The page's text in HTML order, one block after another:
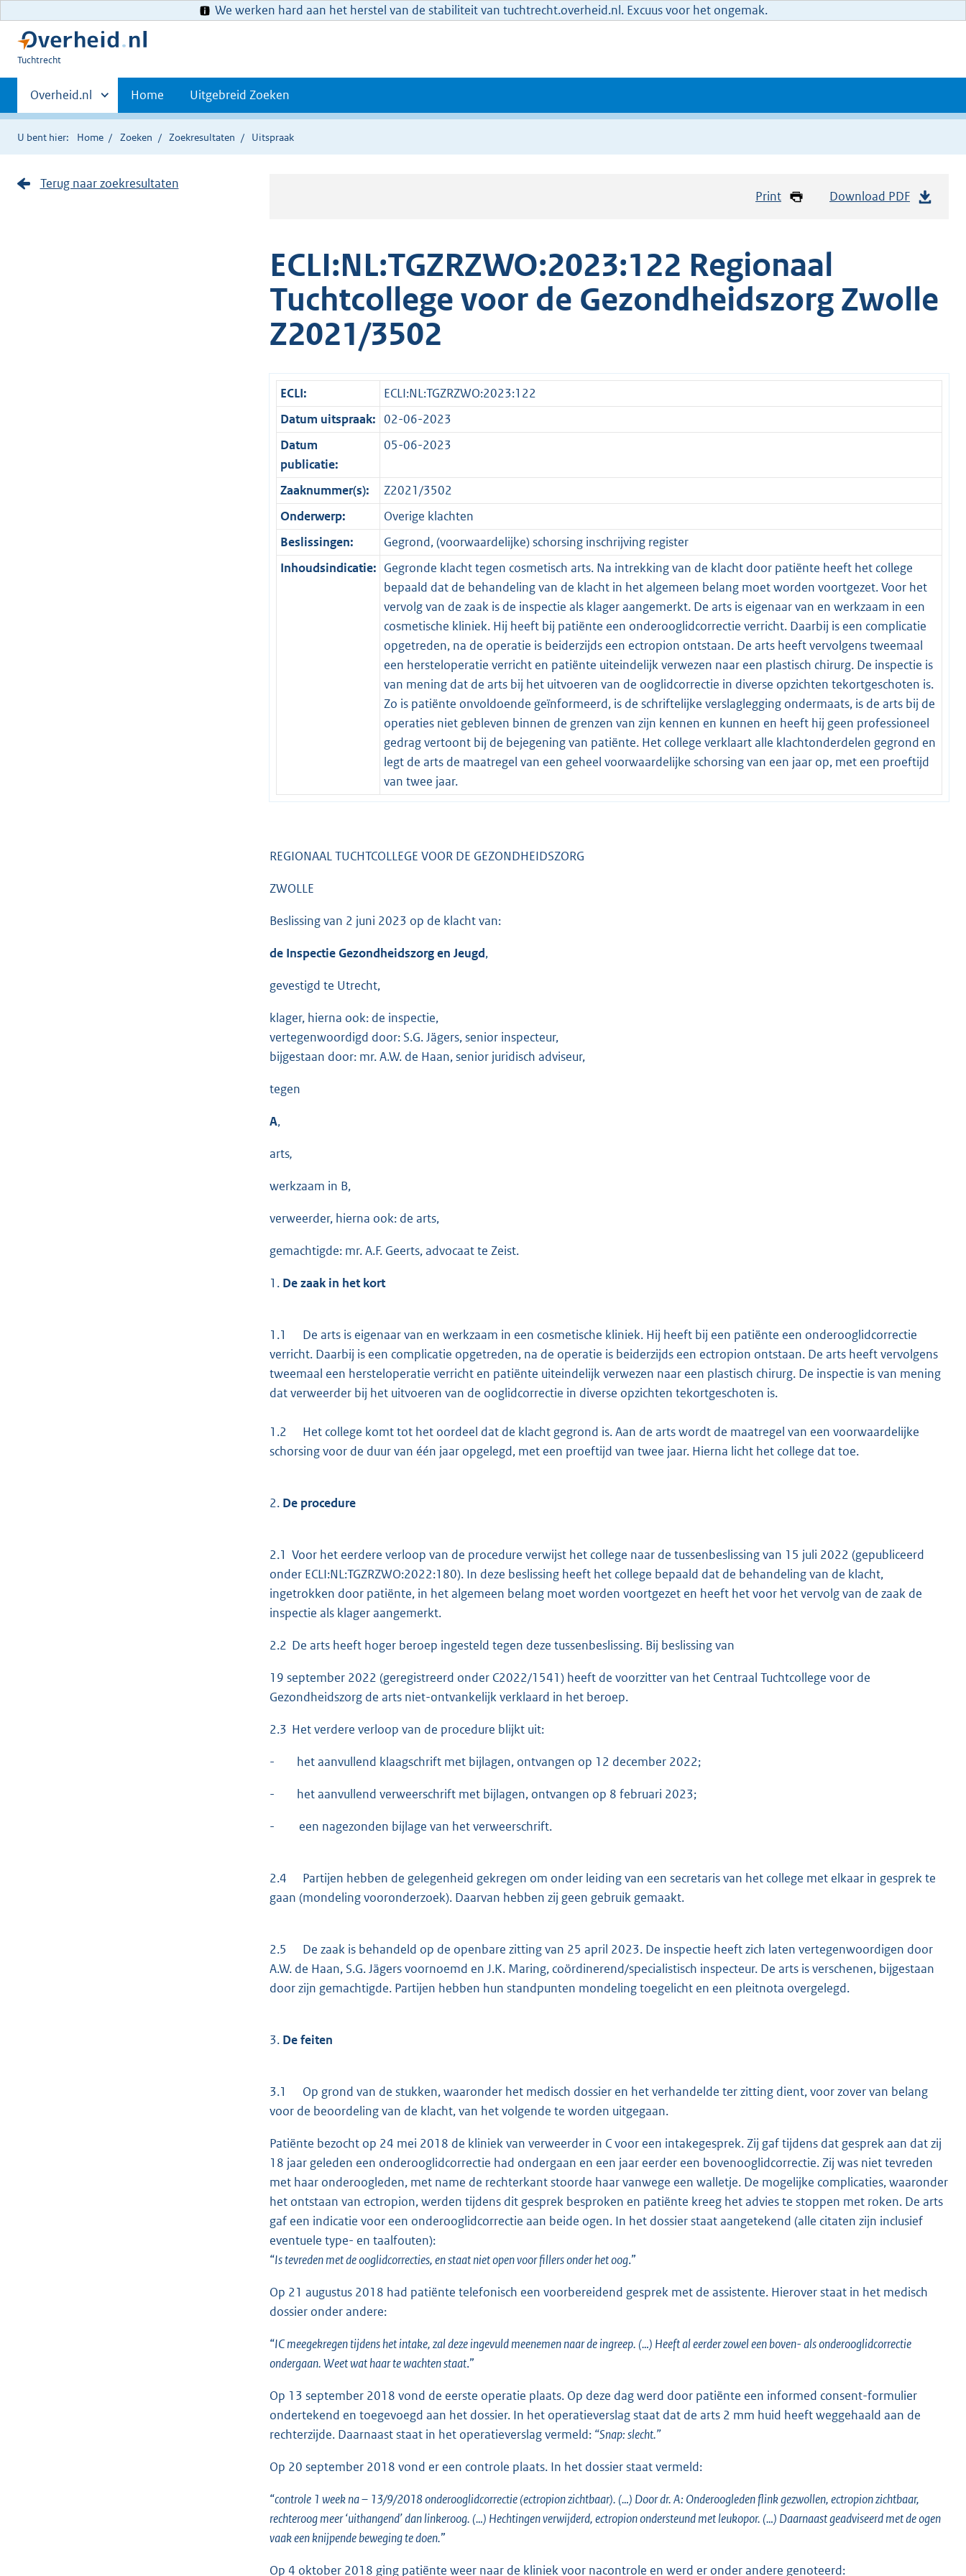
We werken hard aan het herstel van de stabiliteit van tuchtrecht.overheid.nl. Excuus voor het ongemak.
U
hier:
Tuchtrecht
Primaire
navigatie
Andere
sites
binnen
Overheid.nl Home Uitgebreid Zoeken
U bent hier: Home Zoeken Zoekresultaten Uitspraak
Print Download PDF
ECLI:NL:TGZRZWO:2023:122 Regionaal
Tuchtcollege voor de Gezondheidszorg Zwolle
Z2021/3502
ECLI:
ECLI:NL:TGZRZWO:2023:122
Datum uitspraak: 02-06-2023
Datum
publicatie:
05-06-2023
Zaaknummer(s):
Z2021/3502
Onderwerp:
Overige klachten
Beslissingen:
Gegrond, (voorwaardelijke) schorsing inschrijving register
Inhoudsindicatie: Gegronde klacht tegen cosmetisch arts. Na intrekking van de klacht door patiënte heeft het college
bepaald dat de behandeling van de klacht in het algemeen belang moet worden voortgezet. Voor het
vervolg van de zaak is de inspectie als klager aangemerkt. De arts is eigenaar van en werkzaam in een
cosmetische kliniek. Hij heeft bij patiënte een onderooglidcorrectie verricht. Daarbij is een complicatie
opgetreden, na de operatie is beiderzijds een ectropion ontstaan. De arts heeft vervolgens tweemaal
een hersteloperatie verricht en patiënte uiteindelijk verwezen naar een plastisch chirurg. De inspectie is
van mening dat de arts bij het uitvoeren van de ooglidcorrectie in diverse opzichten tekortgeschoten is.
Zo is patiënte onvoldoende geïnformeerd, is de schriftelijke verslaglegging ondermaats, is de arts bij de
operaties niet gebleven binnen de grenzen van zijn kennen en kunnen en heeft hij geen professioneel
gedrag vertoont bij de bejegening van patiënte. Het college verklaart alle klachtonderdelen gegrond en
legt de arts de maatregel van een geheel voorwaardelijke schorsing van een jaar op, met een proeftijd
van twee jaar.
REGIONAAL TUCHTCOLLEGE VOOR DE GEZONDHEIDSZORG
ZWOLLE
Beslissing van 2 juni 2023 op de klacht van:
de Inspectie Gezondheidszorg en Jeugd,
gevestigd te Utrecht,
klager, hierna ook: de inspectie,
vertegenwoordigd door: S.G. Jägers, senior inspecteur,
bijgestaan door: mr. A.W. de Haan, senior juridisch adviseur,
tegen
A,
arts,
werkzaam in B,
verweerder, hierna ook: de arts,
gemachtigde: mr. A.F. Geerts, advocaat te Zeist.
1. De zaak in het kort
1.1 De arts is eigenaar van en werkzaam in een cosmetische kliniek. Hij heeft bij een patiënte een onderooglidcorrectie
verricht. Daarbij is een complicatie opgetreden, na de operatie is beiderzijds een ectropion ontstaan. De arts heeft vervolgens
tweemaal een hersteloperatie verricht en patiënte uiteindelijk verwezen naar een plastisch chirurg. De inspectie is van mening
dat verweerder bij het uitvoeren van de ooglidcorrectie in diverse opzichten tekortgeschoten is.
1.2 Het college komt tot het oordeel dat de klacht gegrond is. Aan de arts wordt de maatregel van een voorwaardelijke
schorsing voor de duur van één jaar opgelegd, met een proeftijd van twee jaar. Hierna licht het college dat toe.
2. De procedure
2.1 Voor het eerdere verloop van de procedure verwijst het college naar de tussenbeslissing van 15 juli 2022 (gepubliceerd
onder ECLI:NL:TGZRZWO:2022:180). In deze beslissing heeft het college bepaald dat de behandeling van de klacht,
ingetrokken door patiënte, in het algemeen belang moet worden voortgezet en heeft het voor het vervolg van de zaak de
inspectie als klager aangemerkt.
2.2 De arts heeft hoger beroep ingesteld tegen deze tussenbeslissing. Bij beslissing van
19 september 2022 (geregistreerd onder C2022/1541) heeft de voorzitter van het Centraal Tuchtcollege voor de
Gezondheidszorg de arts niet-ontvankelijk verklaard in het beroep.
2.3 Het verdere verloop van de procedure blijkt uit:
- het aanvullend klaagschrift met bijlagen, ontvangen op 12 december 2022;
- het aanvullend verweerschrift met bijlagen, ontvangen op 8 februari 2023;
- een nagezonden bijlage van het verweerschrift.
2.4 Partijen hebben de gelegenheid gekregen om onder leiding van een secretaris van het college met elkaar in gesprek te
gaan (mondeling vooronderzoek). Daarvan hebben zij geen gebruik gemaakt.
2.5 De zaak is behandeld op de openbare zitting van 25 april 2023. De inspectie heeft zich laten vertegenwoordigen door
A.W. de Haan, S.G. Jägers voornoemd en J.K. Maring, coördinerend/specialistisch inspecteur. De arts is verschenen, bijgestaan
door zijn gemachtigde. Partijen hebben hun standpunten mondeling toegelicht en een pleitnota overgelegd.
3. De feiten
3.1 Op grond van de stukken, waaronder het medisch dossier en het verhandelde ter zitting dient, voor zover van belang
voor de beoordeling van de klacht, van het volgende te worden uitgegaan.
Patiënte bezocht op 24 mei 2018 de kliniek van verweerder in C voor een intakegesprek. Zij gaf tijdens dat gesprek aan dat zij
18 jaar geleden een onderooglidcorrectie had ondergaan en een jaar eerder een bovenooglidcorrectie. Zij was niet tevreden
met haar onderoogleden, met name de rechterkant stoorde haar vanwege een walletje. De mogelijke complicaties, waaronder
het ontstaan van ectropion, werden tijdens dit gesprek besproken en patiënte kreeg het advies te stoppen met roken. De arts
gaf een indicatie voor een onderooglidcorrectie aan beide ogen. In het dossier staat aangetekend (alle citaten zijn inclusief
eventuele type- en taalfouten):
“Is tevreden met de ooglidcorrecties, en staat niet open voor fillers onder het oog.”
Op 21 augustus 2018 had patiënte telefonisch een voorbereidend gesprek met de assistente. Hierover staat in het medisch
dossier onder andere:
“IC meegekregen tijdens het intake, zal deze ingevuld meenemen naar de ingreep. (…) Heeft al eerder zowel een boven- als onderooglidcorrectie
ondergaan. Weet wat haar te wachten staat.”
Op 13 september 2018 vond de eerste operatie plaats. Op deze dag werd door patiënte een informed consent-formulier
ondertekend en toegevoegd aan het dossier. In het operatieverslag staat dat de arts 2 mm huid heeft weggehaald aan de
rechterzijde. Daarnaast staat in het operatieverslag vermeld: “Snap: slecht.”
Op 20 september 2018 vond er een controle plaats. In het dossier staat vermeld:
“controle 1 week na – 13/9/2018 onderooglidcorrectie (ectropion zichtbaar). (…) Door dr. A: Onderoogleden flink gezwollen, ectropion zichtbaar,
rechteroog meer ‘uithangend’ dan linkeroog. (…) Hechtingen verwijderd, ectropion ondersteund met leukopor. (…) Daarnaast geadviseerd met de ogen
vaak een knijpende beweging te doen.”
Op 4 oktober 2018 ging patiënte weer naar de kliniek voor nacontrole en werd er onder andere genoteerd:
Terug naar zoekresultaten